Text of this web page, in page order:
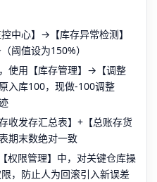
中心】→【库存异常检测】
阈值设为150%）
使用【库存管理】→【调整
入库100，现做-100调整
收发存汇总表】+【总账存货
期末数绝对一致
权限管理】中，对关键仓库操
限，防止人为回滚引入新误差